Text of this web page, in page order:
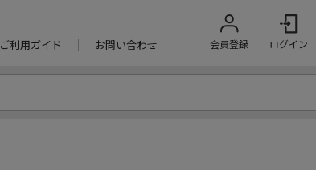
ご利用ガイド お問い合わせ 会員登録 ログイン